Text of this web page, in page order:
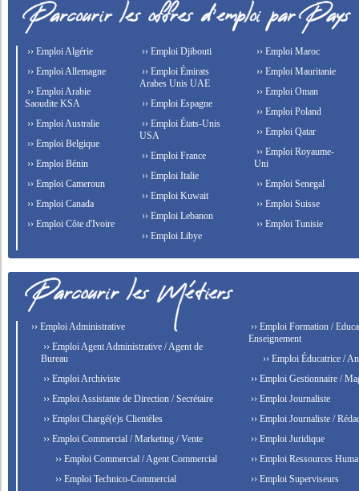
›› Emploi Algérie
›› Emploi Allemagne
›› Emploi Arabie
Saoudite KSA
›› Emploi Australie
›› Emploi Belgique
›› Emploi Bénin
›› Emploi Cameroun
›› Emploi Canada
›› Emploi Côte d'Ivoire
›› Emploi Djibouti
›› Emploi Émirats
Arabes Unis UAE
›› Emploi Espagne
›› Emploi États-Unis
USA
›› Emploi France
›› Emploi Italie
›› Emploi Kuwait
›› Emploi Lebanon
›› Emploi Libye
›› Emploi Maroc
›› Emploi Mauritanie
›› Emploi Oman
›› Emploi Poland
›› Emploi Qatar
›› Emploi Royaume-
Uni
›› Emploi Senegal
›› Emploi Suisse
›› Emploi Tunisie
›› Emploi Administrative
›› Emploi Agent Administrative / Agent de
Bureau
›› Emploi Archiviste
›› Emploi Assistante de Direction / Secrétaire
›› Emploi Chargé(e)s Clientèles
›› Emploi Commercial / Marketing / Vente
›› Emploi Commercial / Agent Commercial
›› Emploi Technico-Commercial
›› Emploi Formation /
Enseignement
›› Emploi Éducatrice /
›› Emploi Gestionnaire /
›› Emploi Journaliste
›› Emploi Journaliste /
›› Emploi Juridique
›› Emploi Ressources
›› Emploi Superviseurs